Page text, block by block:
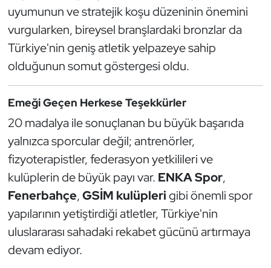
uyumunun ve stratejik koşu düzeninin önemini
vurgularken, bireysel branşlardaki bronzlar da
Türkiye'nin geniş atletik yelpazeye sahip
olduğunun somut göstergesi oldu.
Emeği Geçen Herkese Teşekkürler
20 madalya ile sonuçlanan bu büyük başarıda
yalnızca sporcular değil; antrenörler,
fizyoterapistler, federasyon yetkilileri ve
kulüplerin de büyük payı var. ENKA Spor,
Fenerbahçe,GSİM kulüplerigibi önemli spor
yapılarının yetiştirdiği atletler, Türkiye'nin
uluslararası sahadaki rekabet gücünü artırmaya
devam ediyor.